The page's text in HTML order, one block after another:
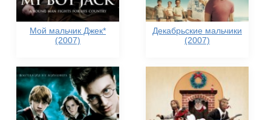
Мой мальчик Джек*
(2007)
Декабрьские мальчики
(2007)